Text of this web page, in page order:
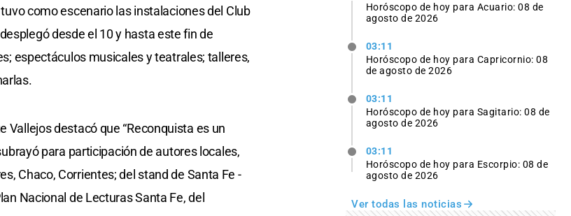
como escenario las instalaciones del Club
desde el 10 y hasta este fin de
espectáculos musicales y teatrales; talleres,
Vallejos destacó que “Reconquista es un
para participación de autores locales,
Chaco, Corrientes; del stand de Santa Fe -
Nacional de Lecturas Santa Fe, del
Horóscopo de hoy para Acuario: 08 de
agosto de 2026
03:11
Horóscopo de hoy para Capricornio: 08
de agosto de 2026
03:11
Horóscopo de hoy para Sagitario: 08 de
agosto de 2026
03:11
Horóscopo de hoy para Escorpio: 08 de
agosto de 2026
Ver todas las noticias